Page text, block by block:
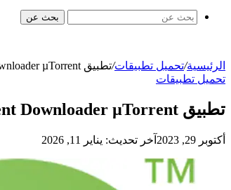
بحث عن
الرئيسية/تحميل تطبيقات/تطبيق Torrent Downloader µTorrent لتحميل ملفات وبرامج التورنت بسرعة عالية على الهاتف
تحميل تطبيقات
تطبيق Torrent Downloader µTorrent لتحميل ملفات وبرامج التورنت بسرعة عالية على الهاتف
أكتوبر 29, 2023 آخر تحديث: يناير 11, 2026